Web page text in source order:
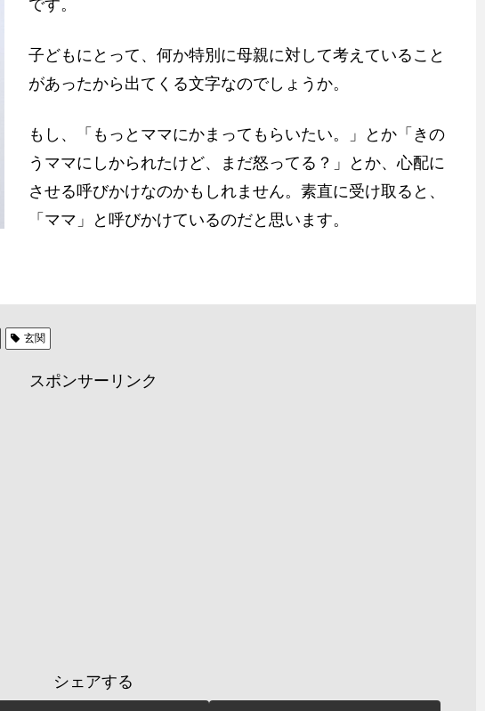
です。
子どもにとって、何か特別に母親に対して考えていること
があったから出てくる文字なのでしょうか。
もし、「もっとママにかまってもらいたい。」とか「きの
うママにしかられたけど、まだ怒ってる？」とか、心配に
させる呼びかけなのかもしれません。素直に受け取ると、
「ママ」と呼びかけているのだと思います。
玄関
スポンサーリンク
シェアする